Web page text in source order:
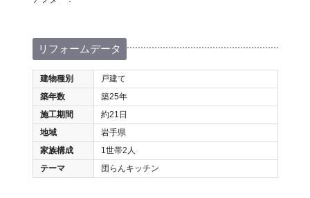
リフォームデータ
建物種別
戸建て
築年数
築25年
施工期間
約21日
地域
岩手県
家族構成
1世帯2人
テーマ
団らんキッチン